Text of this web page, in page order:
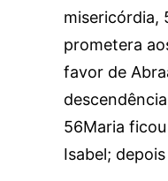
misericórdia,
prometera
favor de
56Maria
Isabel;